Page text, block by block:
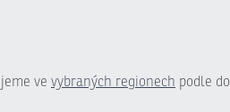
ve vybraných regionech podle